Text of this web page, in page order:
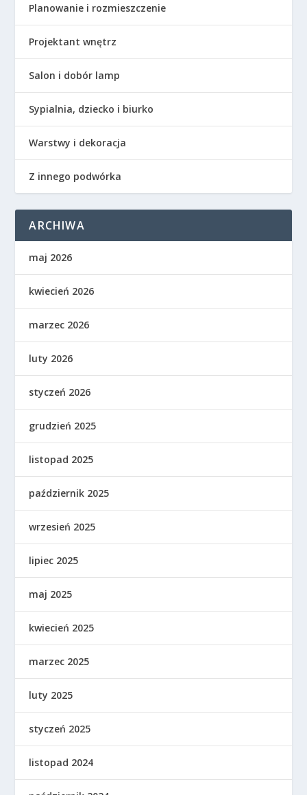
Planowanie i rozmieszczenie
Projektant wnętrz
Salon i dobór lamp
Sypialnia, dziecko i biurko
Warstwy i dekoracja
Z innego podwórka
ARCHIWA
maj 2026
kwiecień 2026
marzec 2026
luty 2026
styczeń 2026
grudzień 2025
listopad 2025
październik 2025
wrzesień 2025
lipiec 2025
maj 2025
kwiecień 2025
marzec 2025
luty 2025
styczeń 2025
listopad 2024